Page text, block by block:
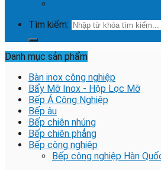
Tìm kiếm:
Danh mục sản phẩm
Bàn inox công nghiệp
Bẩy Mỡ Inox - Hộp Lọc Mỡ
Bếp Á Công Nghiệp
Bếp âu
Bếp chiên nhúng
Bếp chiên phẳng
Bếp công nghiệp
Bếp công nghiệp Hàn